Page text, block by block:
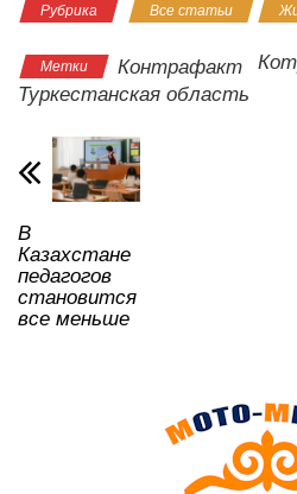
at
s
A
p
p
c
e
b
o
o
k
tt
er
n
o
Рубрика Все статьи
Метки Контрафакт
Туркестанская область
В
Казахстане
педагогов
становится
все меньше